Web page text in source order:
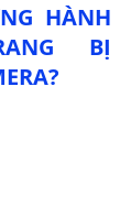
HÀNH
BỊ